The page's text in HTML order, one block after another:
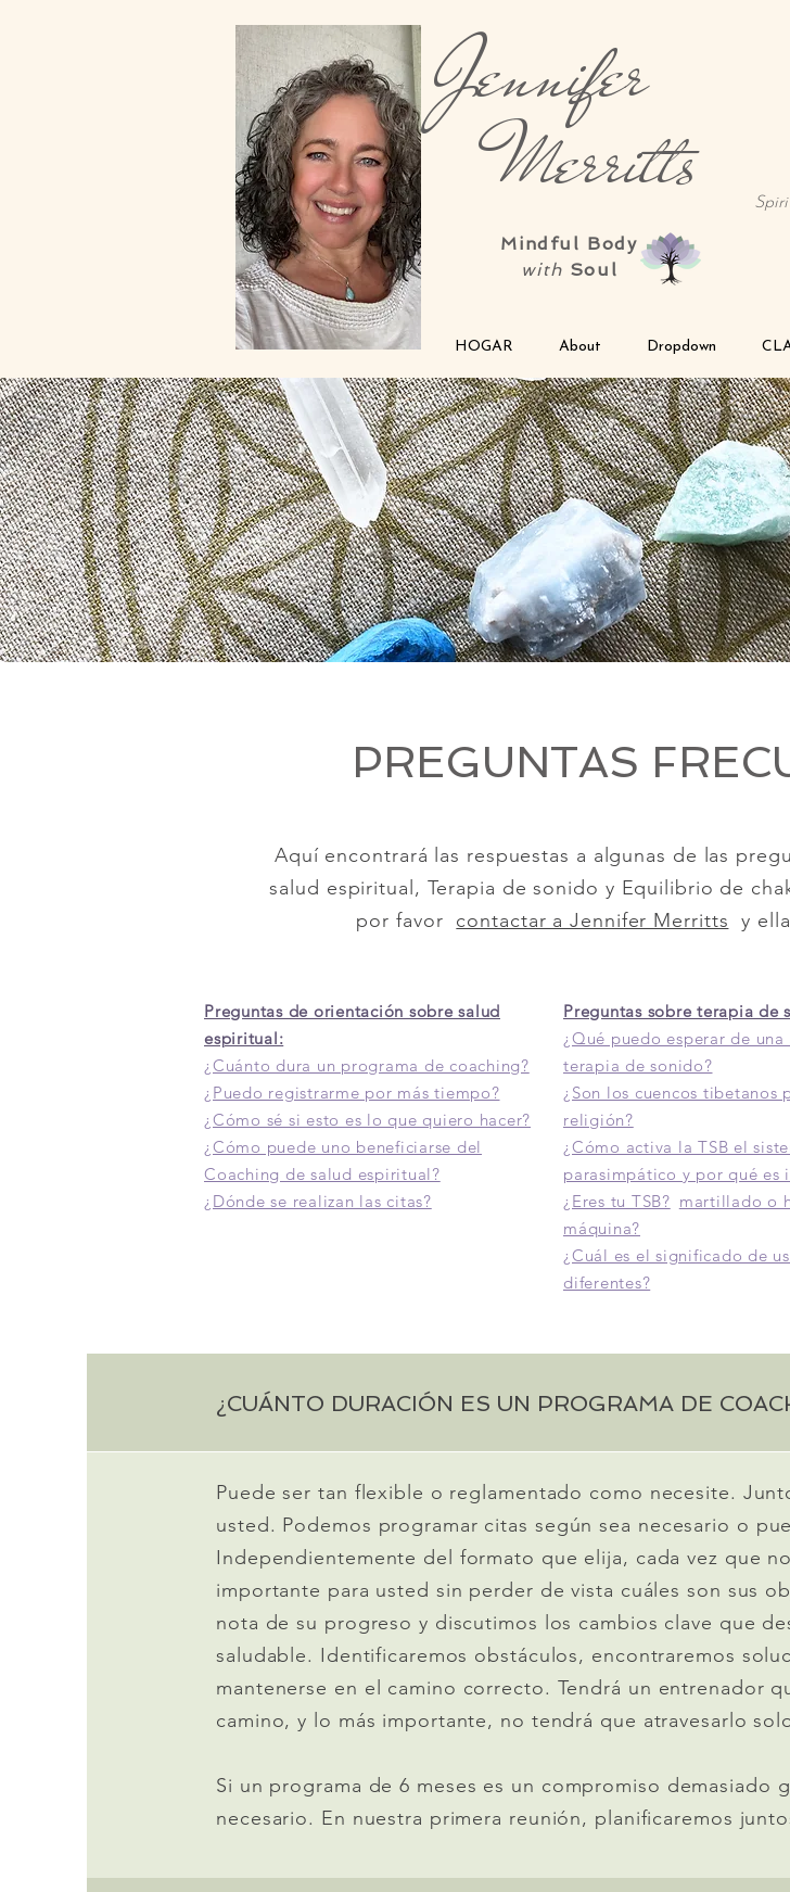
Jennifer
Merritts
Mindful Body
with Soul
HOGAR About Dropdown
PREGUNTAS
Aquí encontrará las respuestas a algunas de las
salud espiritual, Terapia de sonido y Equilibrio de
por favor contactar a Jennifer Merritts y
Preguntas de orientación sobre salud
espiritual:
¿Cuánto dura un programa de coaching?
¿Puedo registrarme por más tiempo?
¿Cómo sé si esto es lo que quiero hacer?
¿Cómo puede uno beneficiarse del
Coaching de salud espiritual?
¿Dónde se realizan las citas?
Preguntas sobre terapia de
¿Qué puedo esperar de una
terapia de sonido?
¿Son los cuencos tibetanos
religión?
¿Cómo activa la TSB el
parasimpático y por qué es
¿Eres tu TSB? martillado o
máquina?
¿Cuál es el significado de
diferentes?
¿CUÁNTO DURACIÓN ES UN PROGRAMA DE
Puede ser tan flexible o reglamentado como necesite.
usted. Podemos programar citas según sea necesario o
Independientemente del formato que elija, cada vez que
importante para usted sin perder de vista cuáles son sus
nota de su progreso y discutimos los cambios clave que
saludable. Identificaremos obstáculos, encontraremos
mantenerse en el camino correcto. Tendrá un entrenador
camino, y lo más importante, no tendrá que atravesarlo
Si un programa de 6 meses es un compromiso demasiado
necesario. En nuestra primera reunión, planificaremos